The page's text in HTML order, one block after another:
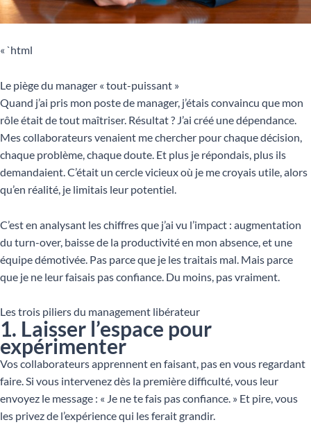
« `html
Le piège du manager « tout-puissant »
Quand j’ai pris mon poste de manager, j’étais convaincu que mon
rôle était de tout maîtriser. Résultat ? J’ai créé une dépendance.
Mes collaborateurs venaient me chercher pour chaque décision,
chaque problème, chaque doute. Et plus je répondais, plus ils
demandaient. C’était un cercle vicieux où je me croyais utile, alors
qu’en réalité, je limitais leur potentiel.
C’est en analysant les chiffres que j’ai vu l’impact : augmentation
du turn-over, baisse de la productivité en mon absence, et une
équipe démotivée. Pas parce que je les traitais mal. Mais parce
que je ne leur faisais pas confiance. Du moins, pas vraiment.
Les trois piliers du management libérateur
1. Laisser l’espace pour
expérimenter
Vos collaborateurs apprennent en faisant, pas en vous regardant
faire. Si vous intervenez dès la première difficulté, vous leur
envoyez le message : « Je ne te fais pas confiance. » Et pire, vous
les privez de l’expérience qui les ferait grandir.